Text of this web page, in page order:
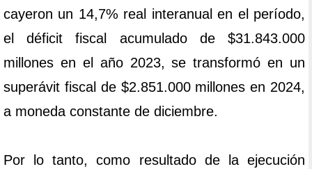
cayeron un 14,7% real interanual en el período,
el déficit fiscal acumulado de $31.843.000
millones en el año 2023, se transformó en un
superávit fiscal de $2.851.000 millones en 2024,
a moneda constante de diciembre.
Por lo tanto, como resultado de la ejecución